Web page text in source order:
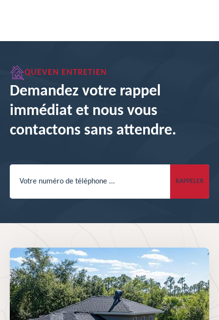
QUEVEN ENTRETIEN
Demandez votre rappel
immédiat et nous vous
contactons sans attendre.